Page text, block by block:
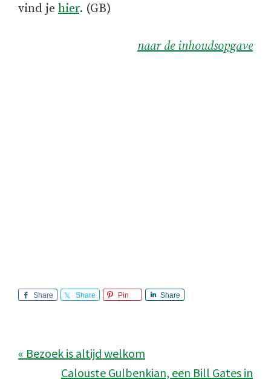
vind je hier. (GB)
naar de inhoudsopgave
Share Share Pin Share
« Bezoek is altijd welkom
Calouste Gulbenkian, een Bill Gates in